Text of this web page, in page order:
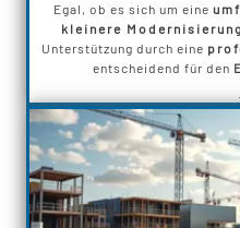
Egal, ob es sich um eine
kleinere
Unterstützung durch eine
entscheidend für den